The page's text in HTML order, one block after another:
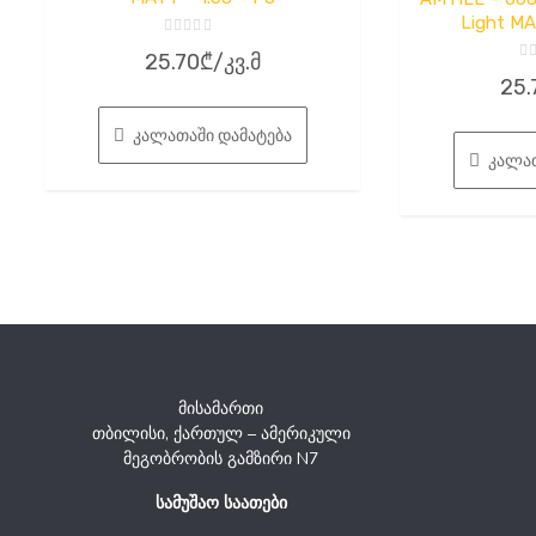
0
დან
25.70₾/კვ.მ
კალათაში დამატება
Light
0
მისამართი
თბილისი, ქართულ – ამერიკული
მეგობრობის გამზირი N7
სამუშაო საათები